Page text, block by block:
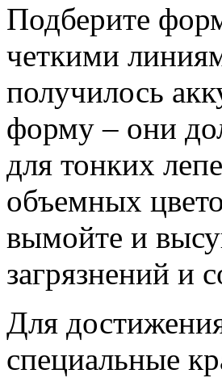
Подберите
четкими
получилось
форму – они
для тонких
объемных
вымойте и
загрязнений и
Для
специальные